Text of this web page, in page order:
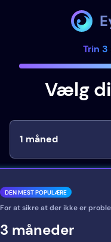
Trin 3
Vælg
1 måned
DEN MEST POPULÆRE
For at sikre at der ikke er
3 måneder